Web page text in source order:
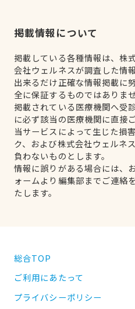
掲載情報について
掲載している各種情報は、株
会社ウェルネスが調査した情
出来るだけ正確な情報掲載に
全に保証するものではありませ
掲載されている医療機関へ受
に必ず該当の医療機関に直接
当サービスによって生じた損
ク、および株式会社ウェルネ
負わないものとします。
情報に誤りがある場合には、
ォームより編集部までご連絡
たします。
総合TOP
ご利用にあたって
プライバシーポリシー